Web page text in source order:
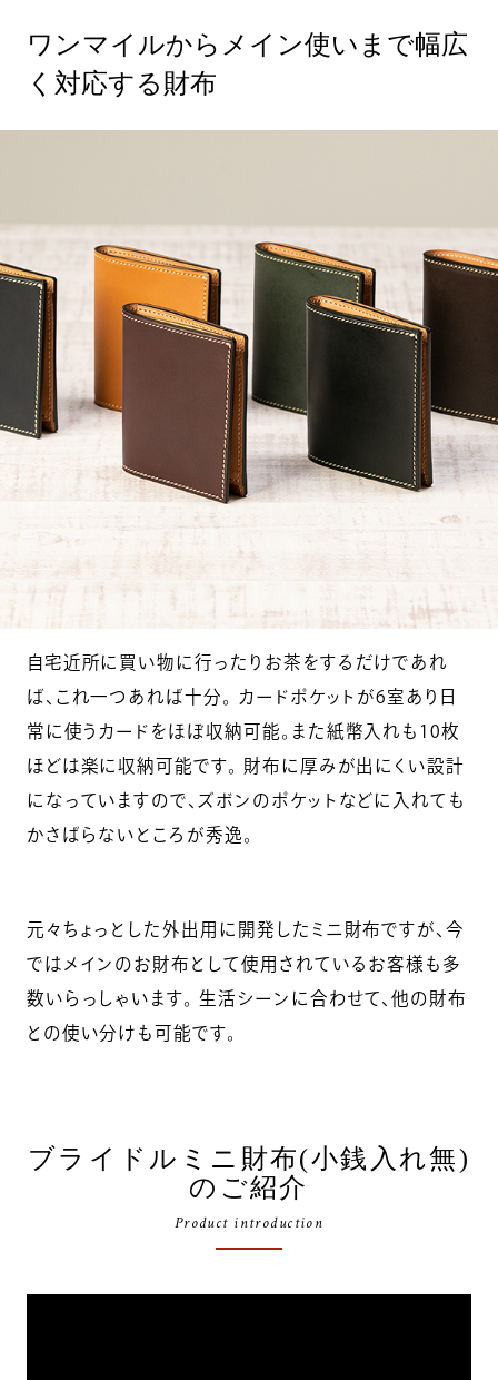
ワンマイルからメイン使いまで幅広
く対応する財布
自宅近所に買い物に行ったりお茶をするだけであれ
ば、これ一つあれば十分。 カードポケットが6室あり日
常に使うカードをほぼ収納可能。また紙幣入れも10枚
ほどは楽に収納可能です。 財布に厚みが出にくい設計
になっていますので、ズボンのポケットなどに入れても
かさばらないところが秀逸。
元々ちょっとした外出用に開発したミニ財布ですが、今
ではメインのお財布として使用されているお客様も多
数いらっしゃいます。 生活シーンに合わせて、他の財布
との使い分けも可能です。
ブライドルミニ財布(小銭入れ無)
のご紹介
Product introduction